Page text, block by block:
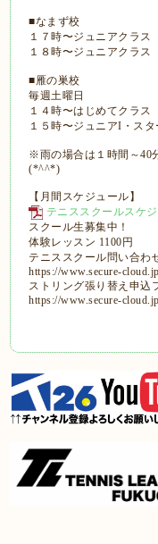
■なまず校
１７時〜ジュニアクラス
１８時〜ジュニアクラ
■雁の巣校
毎週土曜日
１４時〜はじめてクラス
１５時〜ジュニアI・ス
※雨の場合は１時間～40
(*^^*)
【月間スケジュール】
テニススクールスケ
スクール生募集中！
体験レッスン 1100円
テニススクール問い合わ
https://www.secure-
ストリング張り替え申込
https://www.secure-